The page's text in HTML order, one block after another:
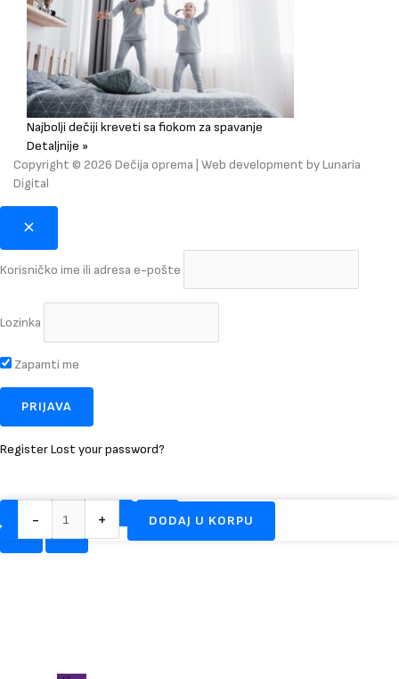
Najbolji dečiji kreveti sa fiokom za spavanje
Detaljnije »
Copyright © 2026 Dečija oprema | Web development byLunaria
Digital
Korisničko ime ili adresa e-pošte
Lozinka
Zapamti me
RegisterLost your password?
- + DODAJ U KORPU